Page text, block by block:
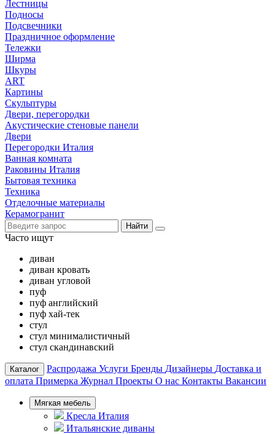
Лестницы
Подносы
Подсвечники
Праздничное оформление
Тележки
Ширма
Шкуры
ART
Картины
Скульптуры
Двери, перегородки
Акустические стеновые панели
Двери
Перегородки Италия
Ванная комната
Раковины Италия
Бытовая техника
Техника
Отделочные материалы
Керамогранит
Найти
Часто ищут
диван
диван кровать
диван угловой
пуф
пуф английский
пуф хай-тек
стул
стул минималистичный
стул скандинавский
Каталог Распродажа Услуги Бренды Дизайнеры Доставка и
оплата Примерка Журнал Проекты О нас Контакты Вакансии
Мягкая мебель
Кресла Италия
Итальянские диваны